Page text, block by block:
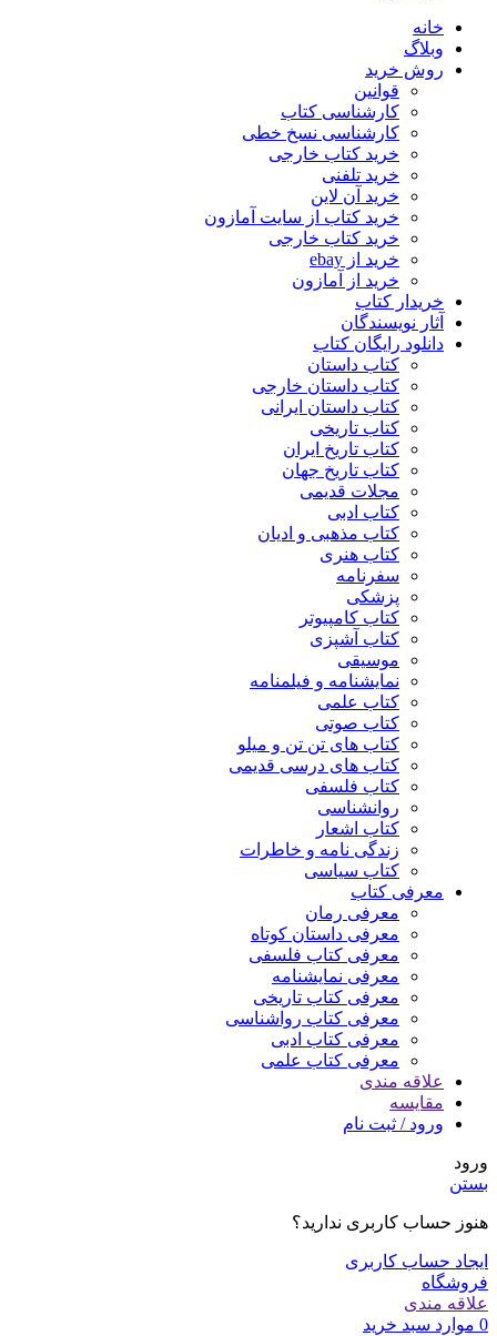
خانه
وبلاگ
روش خرید
قوانین
کارشناسی کتاب
کارشناسی نسخ خطی
خرید کتاب خارجی
خرید تلفنی
خرید آن لاین
خرید کتاب از سایت آمازون
خرید کتاب خارجی
خرید از ebay
خرید از آمازون
خریدار کتاب
آثار نویسندگان
دانلود رایگان کتاب
کتاب داستان
کتاب داستان خارجی
کتاب داستان ایرانی
کتاب تاریخی
کتاب تاریخ ایران
کتاب تاریخ جهان
مجلات قدیمی
کتاب ادبی
کتاب مذهبی و ادیان
کتاب هنری
سفرنامه
پزشکی
کتاب کامپیوتر
کتاب آشپزی
موسیقی
نمایشنامه و فیلمنامه
کتاب علمی
کتاب صوتی
کتاب های تن تن و میلو
کتاب های درسی قدیمی
کتاب فلسفی
روانشناسی
کتاب اشعار
زندگی نامه و خاطرات
کتاب سیاسی
معرفی کتاب
معرفی رمان
معرفی داستان کوتاه
معرفی کتاب فلسفی
معرفی نمایشنامه
معرفی کتاب تاریخی
معرفی کتاب رواشناسی
معرفی کتاب ادبی
معرفی کتاب علمی
علاقه مندی
مقایسه
ورود / ثبت نام
ورود
بستن
هنوز حساب کاربری ندارید؟
ایجاد حساب کاربری
فروشگاه
علاقه مندی
0 موارد سبد خرید